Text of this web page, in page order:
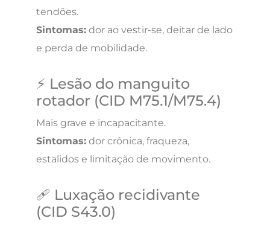
tendões.
Sintomas: dor ao vestir-se, deitar de lado
e perda de mobilidade.
⚡ Lesão do manguito
rotador (CID M75.1/M75.4)
Mais grave e incapacitante.
Sintomas: dor crônica, fraqueza,
estalidos e limitação de movimento.
🩹 Luxação recidivante
(CID S43.0)